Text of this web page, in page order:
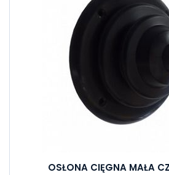
OSŁONA CIĘGNA MAŁA